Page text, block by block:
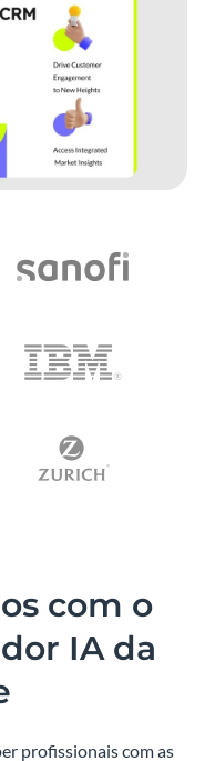
com o
IA da
profissionais com as